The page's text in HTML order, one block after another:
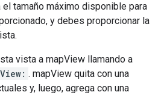
el tamaño máximo disponible para
y debes proporcionar la
vista a mapView llamando a
. mapView quita con una
y, luego, agrega con una